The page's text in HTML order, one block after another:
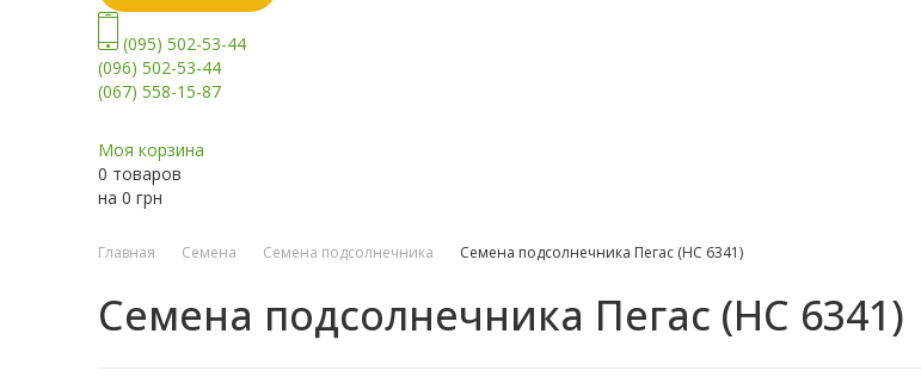
(095) 502-53-44
(096) 502-53-44
(067) 558-15-87
Моя корзина
0 товаров
на 0 грн
Главная Семена Семена подсолнечника Семена подсолнечника Пегас (НС 6341)
Семена подсолнечника Пегас (НС 6341)